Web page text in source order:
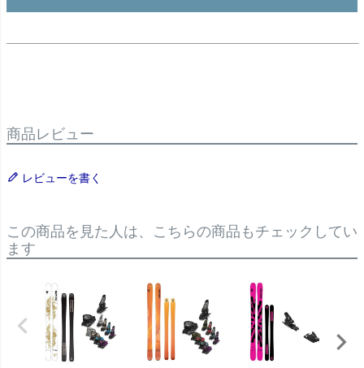
商品レビュー
レビューを書く
この商品を見た人は、こちらの商品もチェックしてい
ます